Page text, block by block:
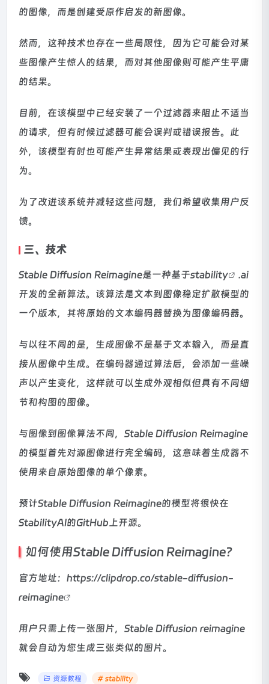
的图像，而是创建受原作启发的新图像。
然而，这种技术也存在一些局限性，因为它可能会对某
些图像产生惊人的结果，而对其他图像则可能产生平庸
的结果。
目前，在该模型中已经安装了一个过滤器来阻止不适当
的请求，但有时候过滤器可能会误判或错误报告。此
外，该模型有时也可能产生异常结果或表现出偏见的行
为。
为了改进该系统并减轻这些问题，我们希望收集用户反
馈。
三、技术
Stable Diffusion Reimagine是一种基于stability
.ai
开发的全新算法。该算法是文本到图像稳定扩散模型的
一个版本，其将原始的文本编码器替换为图像编码器。
与以往不同的是，生成图像不是基于文本输入，而是直
接从图像中生成。在编码器通过算法后，会添加一些噪
声以产生变化，这样就可以生成外观相似但具有不同细
节和构图的图像。
与图像到图像算法不同，Stable Diffusion Reimagine
的模型首先对源图像进行完全编码，这意味着生成器不
使用来自原始图像的单个像素。
预计Stable Diffusion Reimagine的模型将很快在
StabilityAI的GitHub上开源。
如何使用Stable Diffusion Reimagine？
官方地址： https://clipdrop.co/stable-diffusion-
reimagine
用户只需上传一张图片，Stable Diffusion reimagine
就会自动为您生成三张类似的图片。
资源教程 # stability